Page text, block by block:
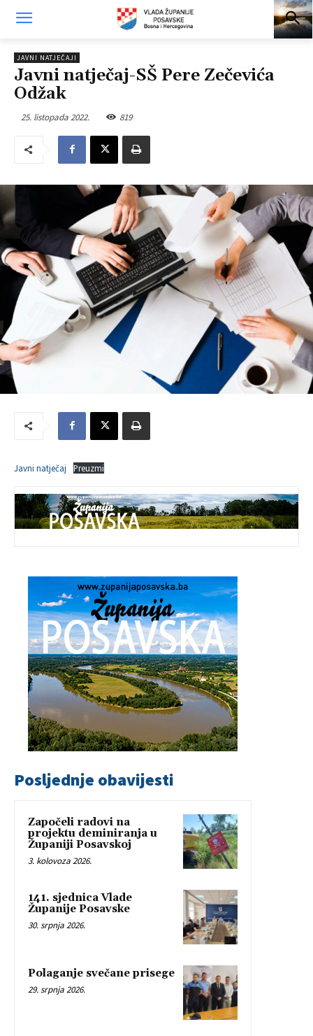
JAVNI NATJEČAJI
Javni natječaj-SŠ Pere Zečevića
Odžak
25. listopada 2022. 819
Javni natječaj Preuzmi
Posljednje obavijesti
Započeli radovi na
projektu deminiranja u
Županiji Posavskoj
3. kolovoza 2026.
141. sjednica Vlade
Županije Posavske
30. srpnja 2026.
Polaganje svečane prisege
29. srpnja 2026.